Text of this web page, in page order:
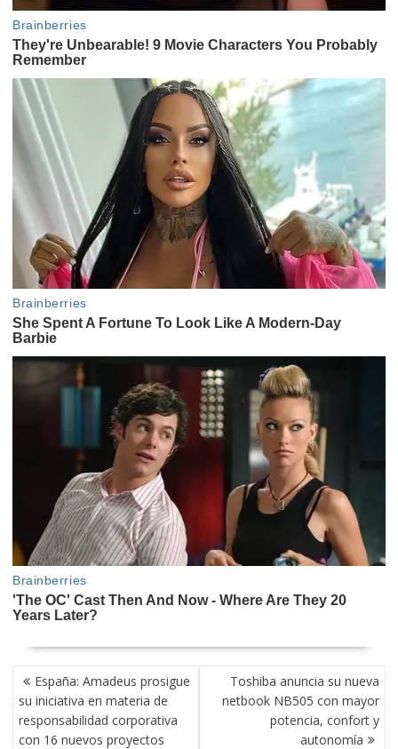
NAVEGACIÓN
DE
ENTRADAS
España: Amadeus prosigue
su iniciativa en materia de
responsabilidad corporativa
con 16 nuevos proyectos
Toshiba anuncia su nueva
netbook NB505 con mayor
potencia, confort y
autonomía